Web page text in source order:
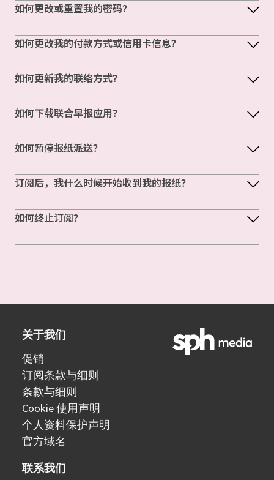
如何更改或重置我的密码？
如何更改我的付款方式或信用卡信息？
如何更新我的联络方式？
如何下载联合早报应用？
如何暂停报纸派送？
订阅后，我什么时候开始收到我的报纸？
如何终止订阅？
关于我们
促销
订阅条款与细则
条款与细则
Cookie 使用声明
个人资料保护声明
官方域名
联系我们